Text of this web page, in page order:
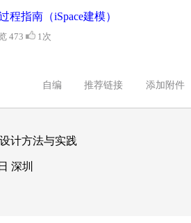
程指南（iSpace建模）
473 1次
自编 推荐链接 添加附件
计方法与实践
深圳